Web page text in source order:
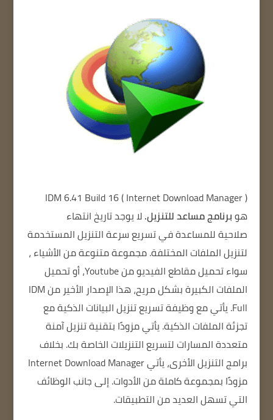
IDM 6.41 Build 16(Internet Download Manager)
هوبرنامج مساعد للتنزيل.لا يوجد تاريخ انتهاء
صلاحيةللمساعدة في تسريع سرعة التنزيل المستخدمة
لتنزيل الملفات المختلفة.مجموعة متنوعة من الأشياء ،
سواء تحميلمقاطع الفيديو من Youtube، أو
تحميل
الملفات الكبيرة بشكل مريح، هذا الإصدار الأخير من IDM
Full. يأتي مع وظيفة تسريع تنزيل البيانات الذكية مع
تجزئة الملفات الذكية.يأتي مزودًا بتقنية تنزيل آمنة
متعددة المسارات لتسريع التنزيلات الخاصة بك. بخلاف
برامج التنزيل الأخرى، يأتي Internet Download Manager
مزودًا بمجموعة كاملة من الأدوات.إلى جانب الوظائف
التي تسهل العديد من التطبيقات.